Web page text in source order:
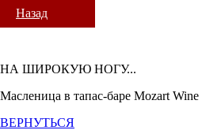
Назад
НА ШИРОКУЮ НОГУ...
Масленица в тапас-баре Mozart Wine
ВЕРНУТЬСЯ